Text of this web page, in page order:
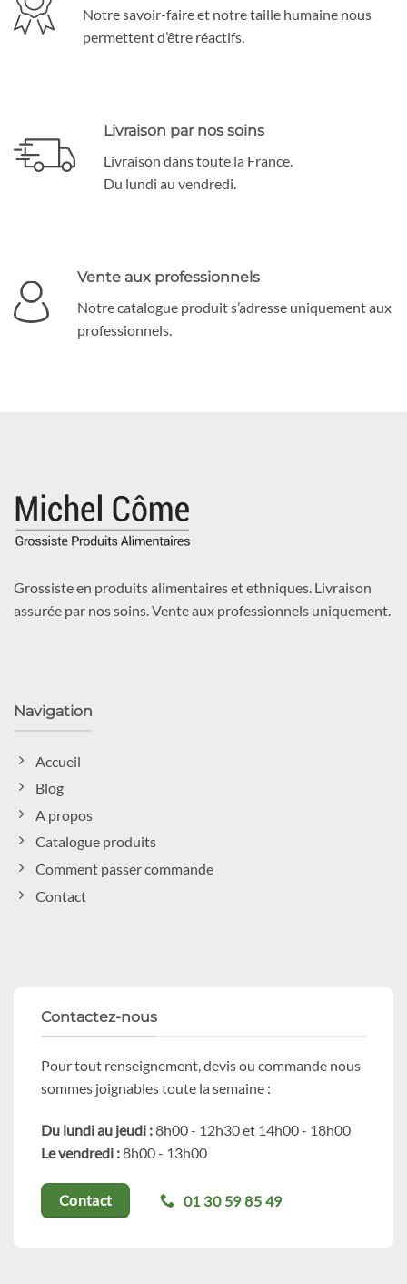
Notre savoir-faire et notre taille humaine nous
permettent d’être réactifs.
Livraison par nos soins
Livraison dans toute la France.
Du lundi au vendredi.
Vente aux professionnels
Notre catalogue produit s’adresse uniquement aux
professionnels.
Grossiste en produits alimentaires et ethniques. Livraison
assurée par nos soins. Vente aux professionnels uniquement.
Navigation
Accueil
Blog
A propos
Catalogue produits
Comment passer commande
Contact
Contactez-nous
Pour tout renseignement, devis ou commande nous
sommes joignables toute la semaine :
Du lundi au jeudi :8h00 - 12h30 et 14h00 - 18h00
Le vendredi :8h00 - 13h00
Contact 01 30 59 85 49